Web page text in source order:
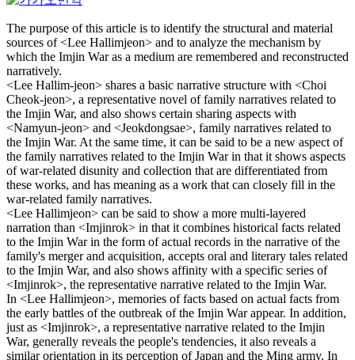
The purpose of this article is to identify the structural and material
sources of <Lee Hallimjeon> and to analyze the mechanism by
which the Imjin War as a medium are remembered and reconstructed
narratively.
<Lee Hallim-jeon> shares a basic narrative structure with <Choi
Cheok-jeon>, a representative novel of family narratives related to
the Imjin War, and also shows certain sharing aspects with
<Namyun-jeon> and <Jeokdongsae>, family narratives related to
the Imjin War. At the same time, it can be said to be a new aspect of
the family narratives related to the Imjin War in that it shows aspects
of war-related disunity and collection that are differentiated from
these works, and has meaning as a work that can closely fill in the
war-related family narratives.
<Lee Hallimjeon> can be said to show a more multi-layered
narration than <Imjinrok> in that it combines historical facts related
to the Imjin War in the form of actual records in the narrative of the
family's merger and acquisition, accepts oral and literary tales related
to the Imjin War, and also shows affinity with a specific series of
<Imjinrok>, the representative narrative related to the Imjin War.
In <Lee Hallimjeon>, memories of facts based on actual facts from
the early battles of the outbreak of the Imjin War appear. In addition,
just as <Imjinrok>, a representative narrative related to the Imjin
War, generally reveals the people's tendencies, it also reveals a
similar orientation in its perception of Japan and the Ming army. In